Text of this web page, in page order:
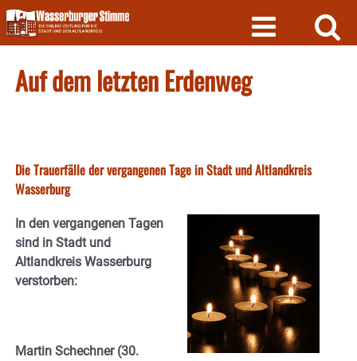
Skip
to
content
Auf dem letzten Erdenweg
Die Trauerfälle der vergangenen Tage in Stadt und Altlandkreis
Wasserburg
In den vergangenen Tagen
sind in Stadt und
Altlandkreis Wasserburg
verstorben:
Martin Schechner (30.